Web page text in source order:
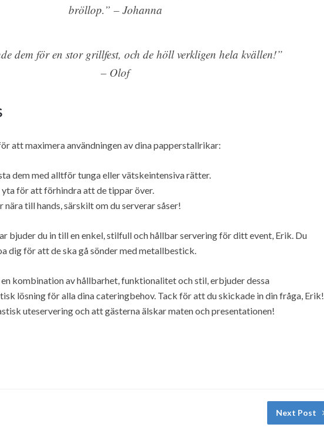
bröllop.” – Johanna
dem för en stor grillfest, och de höll verkligen hela kvällen!”
– Olof
att maximera användningen av dina papperstallrikar:
dem med alltför tunga eller vätskeintensiva rätter.
yta för att förhindra att de tippar över.
nära till hands, särskilt om du serverar såser!
bjuder du in till en enkel, stilfull och hållbar servering för ditt event, Erik. Du
dig för att de ska gå sönder med metallbestick.
kombination av hållbarhet, funktionalitet och stil, erbjuder dessa
lösning för alla dina cateringbehov. Tack för att du skickade in din fråga, Erik!
uteservering och att gästerna älskar maten och presentationen!
Next Post